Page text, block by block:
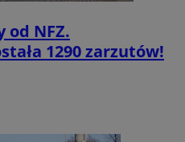
od NFZ.
1290 zarzutów!